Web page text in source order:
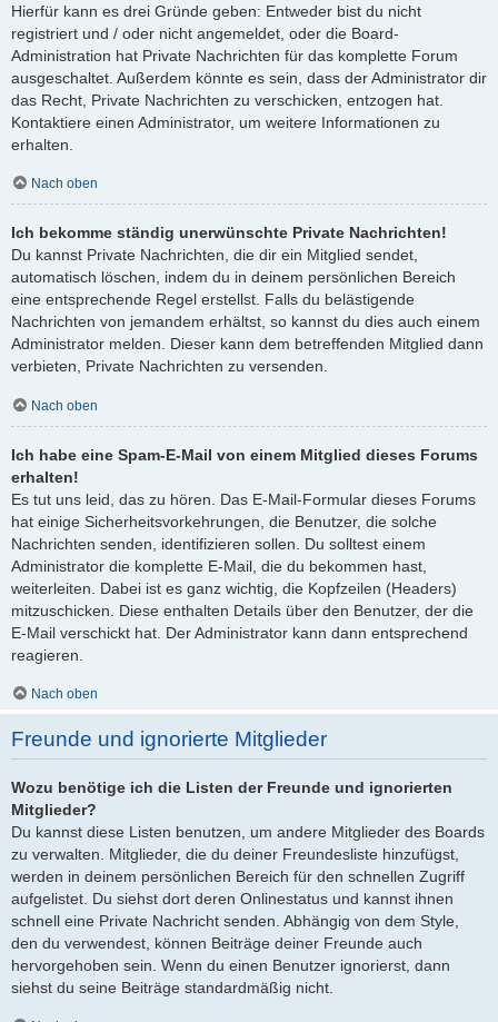
Hierfür kann es drei Gründe geben: Entweder bist du nicht
registriert und / oder nicht angemeldet, oder die Board-
Administration hat Private Nachrichten für das komplette Forum
ausgeschaltet. Außerdem könnte es sein, dass der Administrator dir
das Recht, Private Nachrichten zu verschicken, entzogen hat.
Kontaktiere einen Administrator, um weitere Informationen zu
erhalten.
Nach oben
Ich bekomme ständig unerwünschte Private Nachrichten!
Du kannst Private Nachrichten, die dir ein Mitglied sendet,
automatisch löschen, indem du in deinem persönlichen Bereich
eine entsprechende Regel erstellst. Falls du belästigende
Nachrichten von jemandem erhältst, so kannst du dies auch einem
Administrator melden. Dieser kann dem betreffenden Mitglied dann
verbieten, Private Nachrichten zu versenden.
Nach oben
Ich habe eine Spam-E-Mail von einem Mitglied dieses Forums
erhalten!
Es tut uns leid, das zu hören. Das E-Mail-Formular dieses Forums
hat einige Sicherheitsvorkehrungen, die Benutzer, die solche
Nachrichten senden, identifizieren sollen. Du solltest einem
Administrator die komplette E-Mail, die du bekommen hast,
weiterleiten. Dabei ist es ganz wichtig, die Kopfzeilen (Headers)
mitzuschicken. Diese enthalten Details über den Benutzer, der die
E-Mail verschickt hat. Der Administrator kann dann entsprechend
reagieren.
Nach oben
Freunde und ignorierte Mitglieder
Wozu benötige ich die Listen der Freunde und ignorierten
Mitglieder?
Du kannst diese Listen benutzen, um andere Mitglieder des Boards
zu verwalten. Mitglieder, die du deiner Freundesliste hinzufügst,
werden in deinem persönlichen Bereich für den schnellen Zugriff
aufgelistet. Du siehst dort deren Onlinestatus und kannst ihnen
schnell eine Private Nachricht senden. Abhängig von dem Style,
den du verwendest, können Beiträge deiner Freunde auch
hervorgehoben sein. Wenn du einen Benutzer ignorierst, dann
siehst du seine Beiträge standardmäßig nicht.